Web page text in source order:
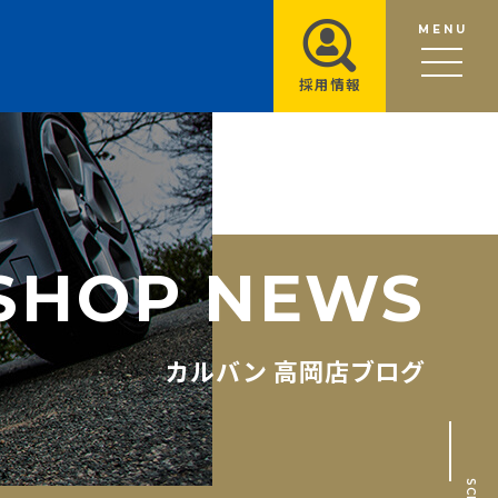
MENU
採用情報
HOP NEWS
カルバン 高岡店ブログ